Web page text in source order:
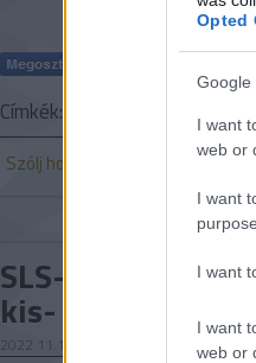
Opted
Google
I want
web or
I want
I want
I want
web or
Címkék: innovátorok
Szólj hozzá!
SLS-
kis- és közepes-
2022.11.16. 08:00